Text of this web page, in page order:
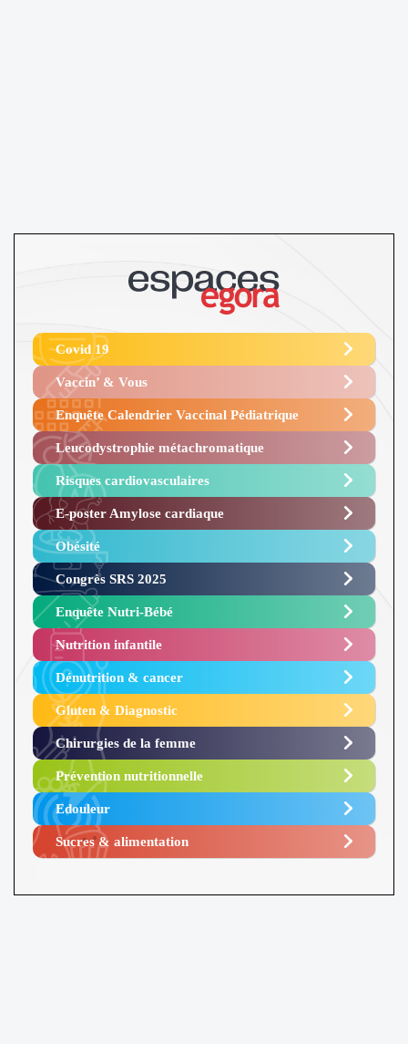
Covid 19
Vaccin’ & Vous
Enquête Calendrier Vaccinal Pédiatrique
Leucodystrophie métachromatique
Risques cardiovasculaires
E-poster Amylose cardiaque ​
Obésité ​
Congrès SRS 2025 ​
Enquête Nutri-Bébé ​
Nutrition infantile
Dénutrition & cancer
Gluten & Diagnostic
Chirurgies de la femme
Prévention nutritionnelle
Edouleur​
Sucres & alimentation​